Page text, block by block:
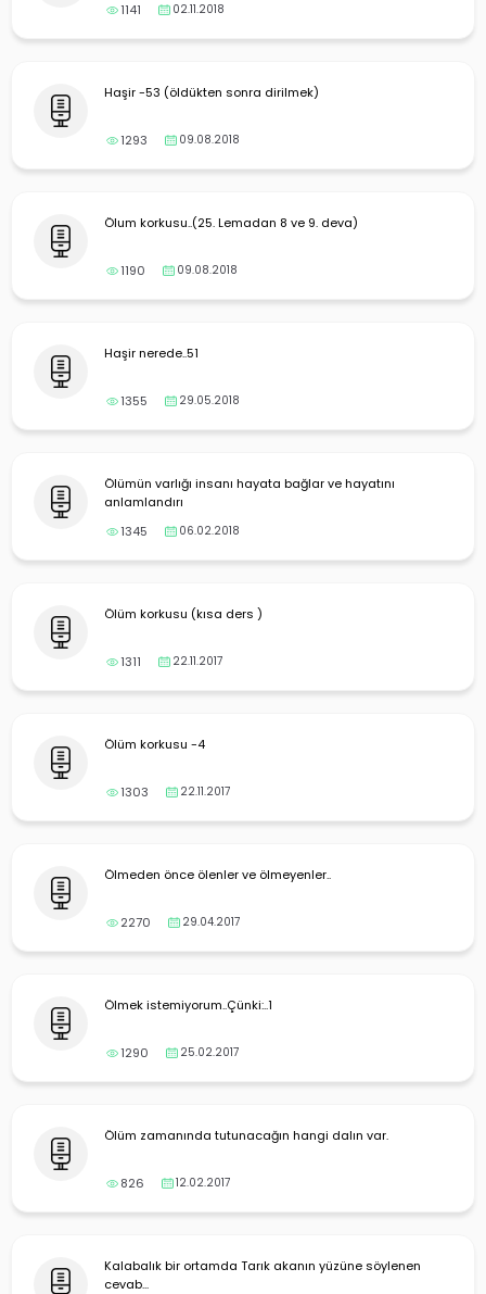
1141 02.11.2018
Haşir -53 (öldükten sonra dirilmek)
1293 09.08.2018
Ölum korkusu..(25. Lemadan 8 ve 9. deva)
1190 09.08.2018
Haşir nerede..51
1355 29.05.2018
Ölümün varlığı insanı hayata bağlar ve hayatını
anlamlandırı
1345
06.02.2018
Ölüm korkusu (kısa ders )
1311 22.11.2017
Ölüm korkusu -4
1303 22.11.2017
Ölmeden önce ölenler ve ölmeyenler..
2270 29.04.2017
Ölmek istemiyorum..Çünki:..1
1290 25.02.2017
Ölüm zamanında tutunacağın hangi dalın var.
826 12.02.2017
Kalabalık bir ortamda Tarık akanın yüzüne söylenen
cevab...